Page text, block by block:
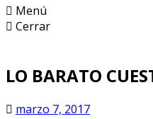
Menú
Cerrar
LO BARATO
marzo 7, 2017